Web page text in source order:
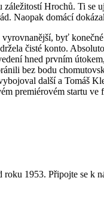
záležitostí Hrochů. Ti se
Naopak domácí
byť
čisté konto.
hned prvním
bez bodu
další a Tomáš
premiérovém startu
1953. Připojte se k